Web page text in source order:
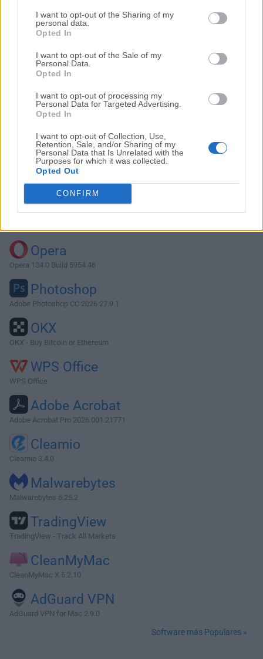
I want to opt-out of the Sharing of my
personal data.
Opted In
I want to opt-out of the Sale of my
Personal Data.
Opted In
I want to opt-out of processing my
Personal Data for Targeted Advertising.
Opted In
I want to opt-out of Collection, Use,
Retention, Sale, and/or Sharing of my
Personal Data that Is Unrelated with the
Purposes for which it was collected.
Opted Out
CONFIRM
Descargar Java JDK 12.0.1
¿Por qué se publica esta aplicación en FileHorse? (
información
Opera
Opera 134.0 Build 5954.46
Photoshop
Adobe Photoshop CC 2026 27.9.1
OKX
OKX - Buy Bitcoin or Ethereum
WPS Office
WPS Office
Adobe Acrobat
Adobe Acrobat Pro 2026.001.21771
Cleamio
Cleamio 3.4.0
Malwarebytes
Malwarebytes 5.25.2
TradingView
TradingView - Track All Markets
CleanMyMac
CleanMyMac X 5.2.10
AdGuard VPN
AdGuard VPN for Mac 2.9.0
Software más Populares »